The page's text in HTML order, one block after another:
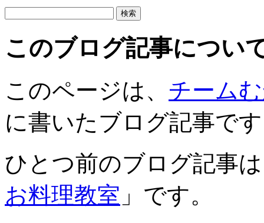
このブログ記事につい
このページは、 チーム
に書いたブログ記事で
ひとつ前のブログ記事
お料理教室 」です。